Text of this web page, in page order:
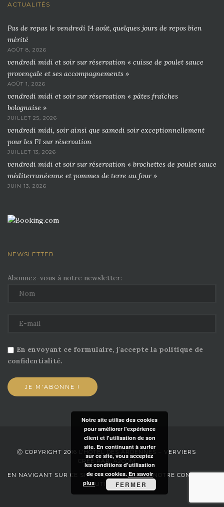
ACTUALITÉS
Pas de repas le vendredi 14 août, quelques jours de repos bien
mérité
AOÛT 8, 2026
vendredi midi et soir sur réservation « cuisse de poulet sauce
provençale et ses accompagnements »
AOÛT 1, 2026
vendredi midi et soir sur réservation « pâtes fraîches
bolognaise »
JUILLET 25, 2026
vendredi midi, soir ainsi que samedi soir exceptionnellement
pour les F1 sur réservation
JUILLET 13, 2026
vendredi midi et soir sur réservation « brochettes de poulet sauce
méditerranéenne et pommes de terre au four »
JUIN 13, 2026
NEWSLETTER
Abonnez-vous à notre newsletter:
En envoyant ce formulaire, j'accepte la politique de
confidentialité.
Ⓒ COPYRIGHT 2016 L’HÔTEL DES ARDENNES – VERVIERS
CRÉÉ PAR: A2COM
EN NAVIGANT SUR CE SITE, VOUS ACCEPTEZ NOTRE CONDITIONS
D’UTILISATION
Notre site utilise des cookies
pour améliorer l'expérience
client et l'utilisation de son
site. En continuant à surfer
sur ce site, vous acceptez
les conditions d'utilisation
de ces cookies.En savoir
plus
FERMER